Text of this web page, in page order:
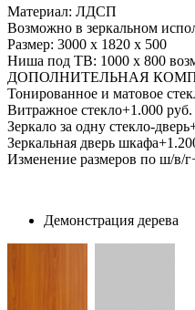
Материал: ЛДСП
Возможно в зеркальном
Размер: 3000 х 1820 х 500
Ниша под ТВ: 1000 х 800
ДОПОЛНИТЕЛЬНАЯ
Тонированное и матовое
Витражное стекло+1.000 руб.
Зеркало за одну стекло-
Зеркальная дверь
Изменение размеров по ш/в/
Демонстрация дерева